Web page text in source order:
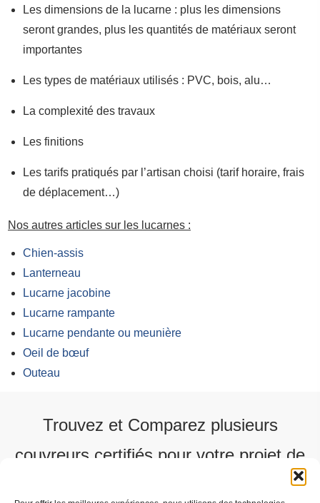
Les dimensions de la lucarne : plus les dimensions
seront grandes, plus les quantités de matériaux seront
importantes
Les types de matériaux utilisés : PVC, bois, alu…
La complexité des travaux
Les finitions
Les tarifs pratiqués par l’artisan choisi (tarif horaire, frais
de déplacement…)
Nos autres articles sur les lucarnes :
Chien-assis
Lanterneau
Lucarne jacobine
Lucarne rampante
Lucarne pendante ou meunière
Oeil de bœuf
Outeau
Trouvez et Comparez plusieurs
couvreurs certifiés pour votre projet de